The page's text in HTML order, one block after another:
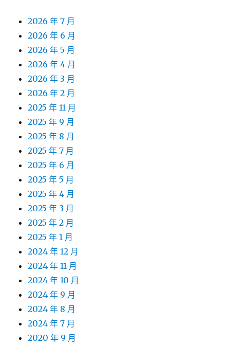
2026 年 7 月
2026 年 6 月
2026 年 5 月
2026 年 4 月
2026 年 3 月
2026 年 2 月
2025 年 11 月
2025 年 9 月
2025 年 8 月
2025 年 7 月
2025 年 6 月
2025 年 5 月
2025 年 4 月
2025 年 3 月
2025 年 2 月
2025 年 1 月
2024 年 12 月
2024 年 11 月
2024 年 10 月
2024 年 9 月
2024 年 8 月
2024 年 7 月
2020 年 9 月